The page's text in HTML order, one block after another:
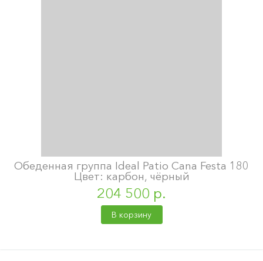
Обеденная группа Ideal Patio Cana Festa 180
Цвет: карбон, чёрный
204 500 р.
В корзину